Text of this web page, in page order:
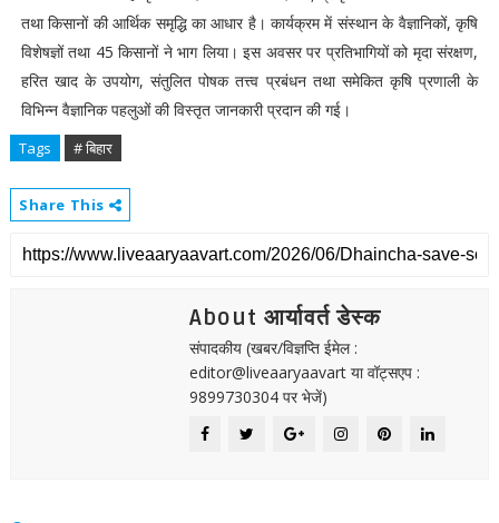
तथा किसानों की आर्थिक समृद्धि का आधार है। कार्यक्रम में संस्थान के वैज्ञानिकों, कृषि
विशेषज्ञों तथा 45 किसानों ने भाग लिया। इस अवसर पर प्रतिभागियों को मृदा संरक्षण,
हरित खाद के उपयोग, संतुलित पोषक तत्त्व प्रबंधन तथा समेकित कृषि प्रणाली के
विभिन्न वैज्ञानिक पहलुओं की विस्तृत जानकारी प्रदान की गई।
Tags # बिहार
Share This
About आर्यावर्त डेस्क
संपादकीय (खबर/विज्ञप्ति ईमेल :
editor@liveaaryaavart या वॉट्सएप :
9899730304 पर भेजें)